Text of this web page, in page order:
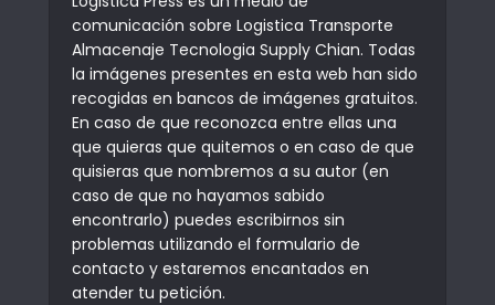
comunicación sobre Logistica Transporte
Almacenaje Tecnologia Supply Chian. Todas
la imágenes presentes en esta web han sido
recogidas en bancos de imágenes gratuitos.
En caso de que reconozca entre ellas una
que quieras que quitemos o en caso de que
quisieras que nombremos a su autor (en
caso de que no hayamos sabido
encontrarlo) puedes escribirnos sin
problemas utilizando el formulario de
contacto y estaremos encantados en
atender tu petición.